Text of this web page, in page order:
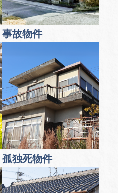
事故物件
孤独死物件